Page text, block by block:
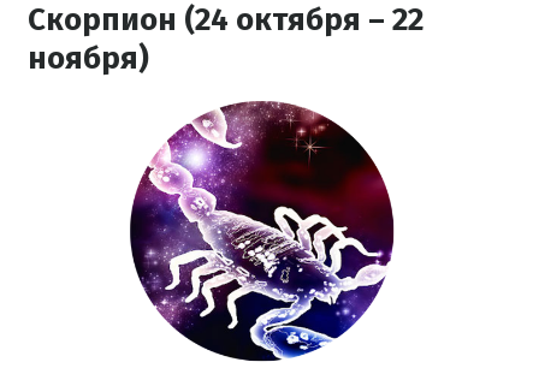
Скорпион (24 октября – 22
ноября)